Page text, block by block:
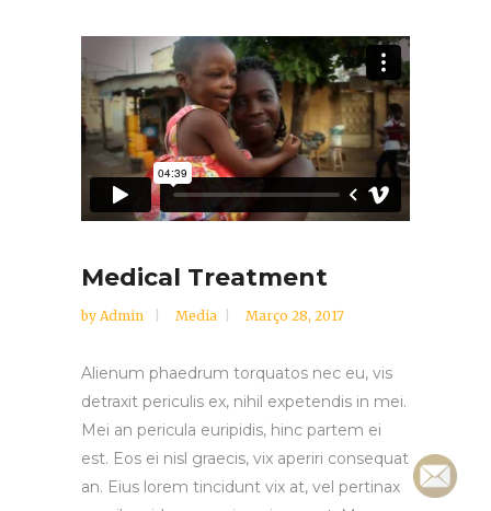
Medical Treatment
by Admin Media Março 28, 2017
Alienum phaedrum torquatos nec eu, vis
detraxit periculis ex, nihil expetendis in mei.
Mei an pericula euripidis, hinc partem ei
est. Eos ei nisl graecis, vix aperiri consequat
an. Eius lorem tincidunt vix at, vel pertinax